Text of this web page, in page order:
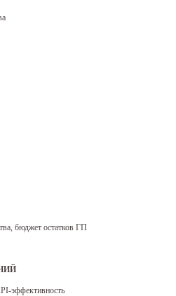
бюджет остатков ГП
эффективность